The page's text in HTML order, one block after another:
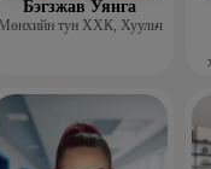
Бэгзжав Уянга
Мөнхийн тун ХХК, Хуульч